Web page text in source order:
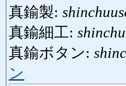
真鍮製:
真鍮細工:
真鍮ボタン:
ン